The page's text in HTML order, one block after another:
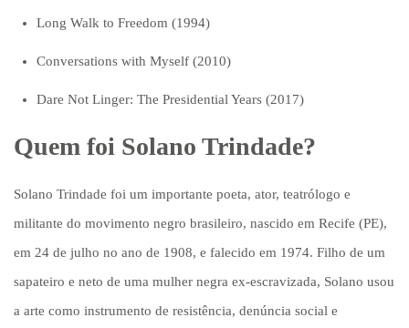
Long Walk to Freedom (1994)
Conversations with Myself (2010)
Dare Not Linger: The Presidential Years (2017)
Quem foi Solano Trindade?
Solano Trindade foi um importante poeta, ator, teatrólogo e
militante do movimento negro brasileiro, nascido em Recife (PE),
em 24 de julho no ano de 1908, e falecido em 1974. Filho de um
sapateiro e neto de uma mulher negra ex-escravizada, Solano usou
a arte como instrumento de resistência, denúncia social e